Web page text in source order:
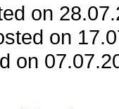
on
on
on